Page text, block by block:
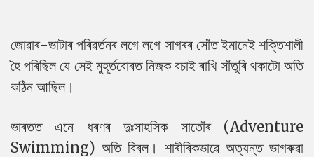
জোৱাৰ-ভাটাৰ পৰিৱৰ্তনৰ লগে লগে সাগৰৰ সোঁত ইমানেই শক্তিশালী
হৈ পৰিছিল যে সেই মুহূৰ্তবোৰত নিজক বচাই ৰাখি সাঁতুৰি থকাটো অতি
কঠিন আছিল।
ভাৰতত এনে ধৰণৰ দুঃসাহসিক সাতোঁৰ (Adventure
Swimming) অতি বিৰল। শাৰীৰিকভাৱে অত্যন্ত ভাগৰুৱা